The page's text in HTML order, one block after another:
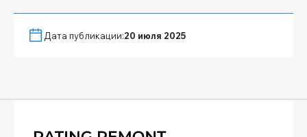
Дата публикации:20 июля 2025